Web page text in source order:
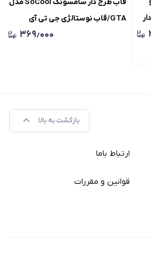
قاب طرح دار سامسونگ SoCool مدل
GTA/قاب نوستالژی جی تی آی
۳۶۹٫۰۰۰
بازگشت به بالا
ارتباط باما
قوانین و مقررات